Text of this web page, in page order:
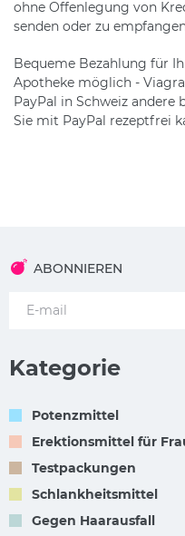
ohne Offenlegung von
senden oder zu
Bequeme Bezahlung für
Apotheke möglich -
PayPal in Schweiz andere
Sie mit PayPal rezeptfrei
ABONNIEREN
Kategorie
Potenzmittel
Erektionsmittel für
Testpackungen
Schlankheitsmittel
Gegen Haarausfall